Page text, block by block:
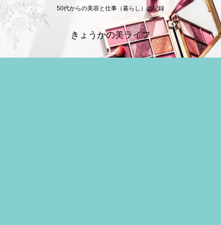
50代からの美容と仕事（暮らし）の記録
きょうかの美ライフ